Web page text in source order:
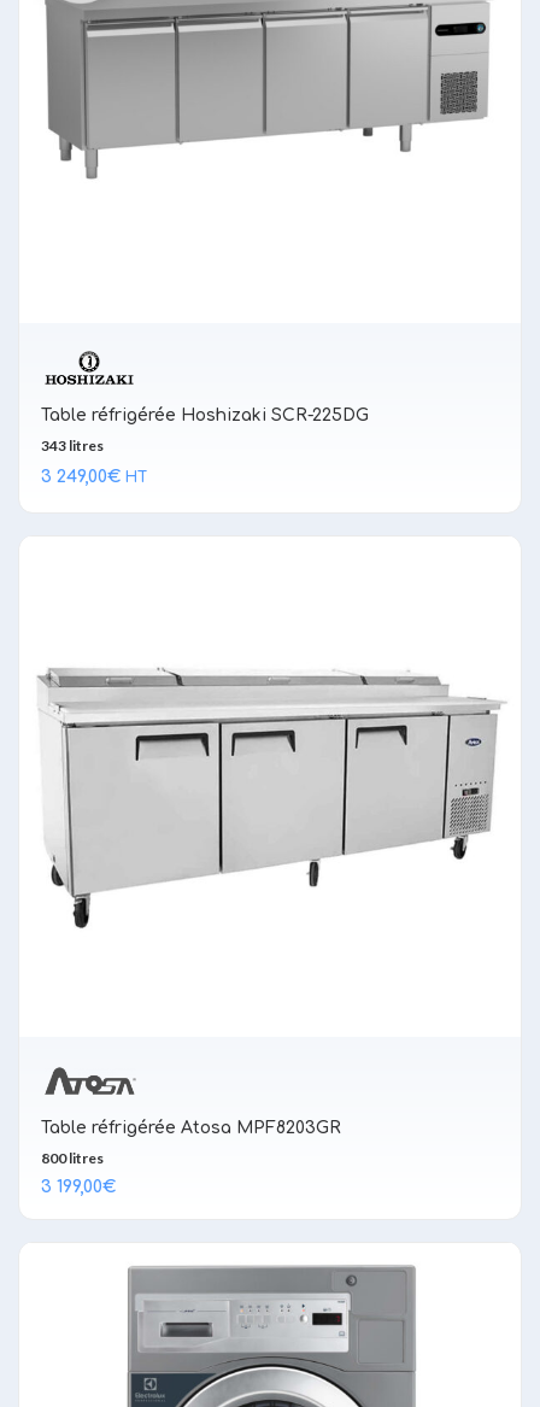
Table réfrigérée Hoshizaki SCR-225DG
343 litres
3 249,00€ HT
Table réfrigérée Atosa MPF8203GR
800 litres
3 199,00€